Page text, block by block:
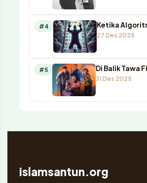
#4 Ketika
27 Des 2025
#5 Di Balik Tawa
31 Des 2025
islamsantun.org